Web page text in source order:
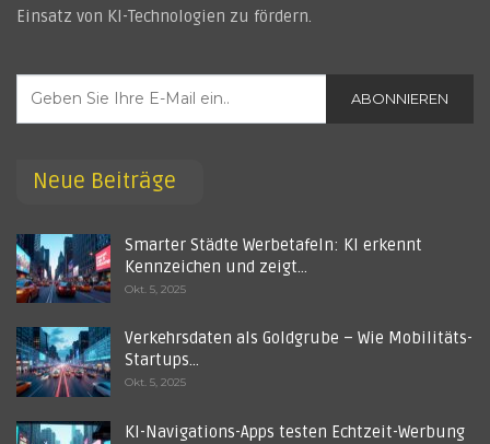
Einsatz von KI-Technologien zu fördern.
ABONNIEREN
Neue Beiträge
Smarter Städte Werbetafeln: KI erkennt
Kennzeichen und zeigt…
Okt. 5, 2025
Verkehrsdaten als Goldgrube – Wie Mobilitäts-
Startups…
Okt. 5, 2025
KI-Navigations-Apps testen Echtzeit-Werbung